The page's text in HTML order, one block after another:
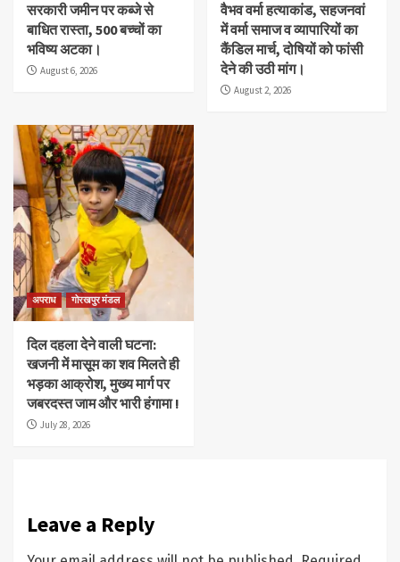
सरकारी जमीन पर कब्जे से
बाधित रास्ता, 500 बच्चों का
भविष्य अटका।
August 6, 2026
वैभव वर्मा हत्याकांड, सहजनवां
में वर्मा समाज व व्यापारियों का
कैंडिल मार्च, दोषियों को फांसी
देने की उठी मांग।
August 2, 2026
अपराध गोरखपुर मंडल
दिल दहला देने वाली घटना:
खजनी में मासूम का शव मिलते ही
भड़का आक्रोश, मुख्य मार्ग पर
जबरदस्त जाम और भारी हंगामा !
July 28, 2026
Leave a Reply